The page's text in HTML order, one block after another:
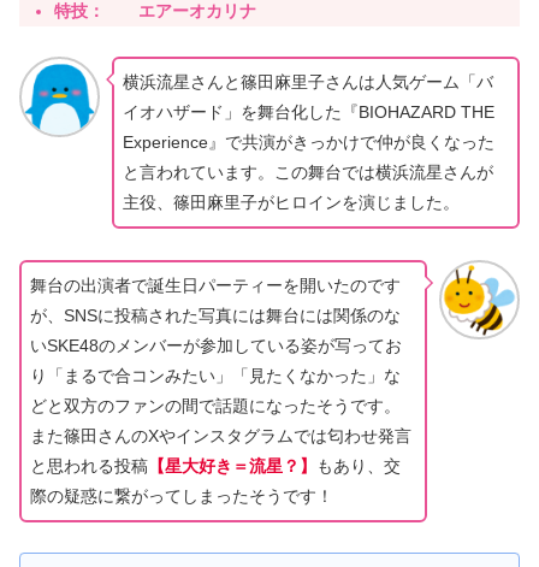
特技： エアーオカリナ
横浜流星さんと篠田麻里子さんは人気ゲーム「バ
イオハザード」を舞台化した『BIOHAZARD THE
Experience』で共演がきっかけで仲が良くなった
と言われています。この舞台では横浜流星さんが
主役、篠田麻里子がヒロインを演じました。
舞台の出演者で誕生日パーティーを開いたのです
が、SNSに投稿された写真には舞台には関係のな
いSKE48のメンバーが参加している姿が写ってお
り「まるで合コンみたい」「見たくなかった」な
どと双方のファンの間で話題になったそうです。
また篠田さんのXやインスタグラムでは匂わせ発言
と思われる投稿 【星大好き＝流星？】
もあり、交
際の疑惑に繋がってしまったそうです！